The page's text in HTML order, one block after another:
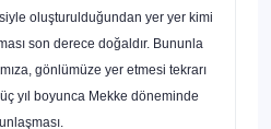
oluşturulduğundan yer yer kimi
son derece do­ğaldır. Bununla
gönlümüze yer etmesi tekrarı
yıl boyun­ca Mekke döneminde